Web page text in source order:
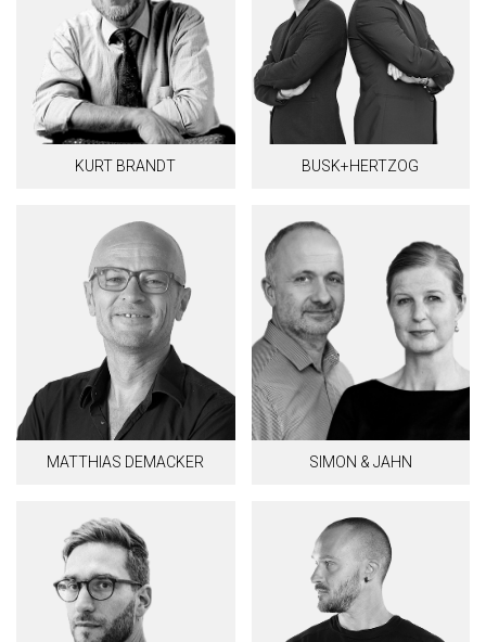
KURT BRANDT BUSK+HERTZOG
MATTHIAS DEMACKER SIMON & JAHN